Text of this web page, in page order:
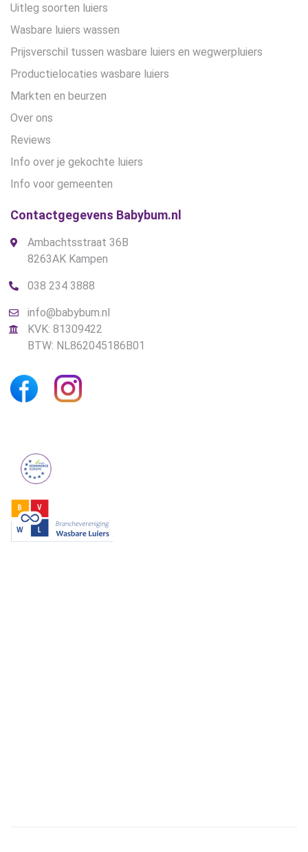
Uitleg soorten luiers
Wasbare luiers wassen
Prijsverschil tussen wasbare luiers en wegwerpluiers
Productielocaties wasbare luiers
Markten en beurzen
Over ons
Reviews
Info over je gekochte luiers
Info voor gemeenten
Contactgegevens Babybum.nl
Ambachtsstraat 36B
8263AK Kampen
038 234 3888
info@babybum.nl
KVK: 81309422
BTW: NL862045186B01